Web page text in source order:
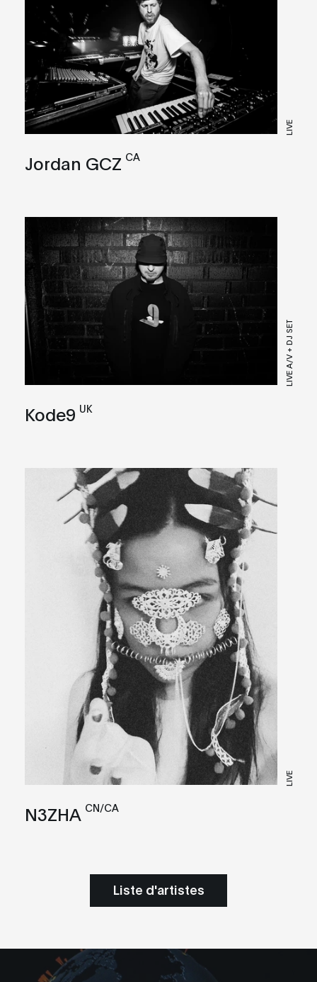
LIVE
Jordan GCZ CA
LIVE A/V + DJ SET
Kode9 UK
LIVE
N3ZHA CN/CA
Liste d'artistes